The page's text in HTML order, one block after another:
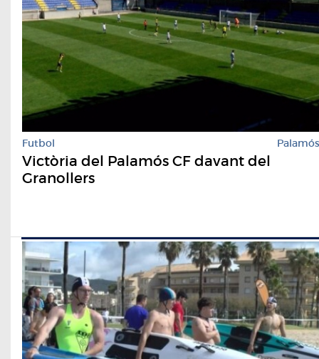
Futbol Palamós
Victòria del Palamós CF davant del
Granollers